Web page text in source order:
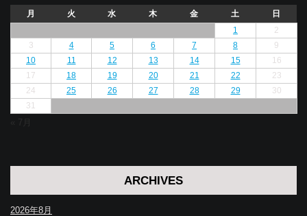
月
火 水 木 金 土
日
1
2
3
4 5 6 7 8
9
10
11 12 13 14 15
16
17
18 19 20 21 22
23
24
25 26 27 28 29
30
31
« 7月
ARCHIVES
2026年8月